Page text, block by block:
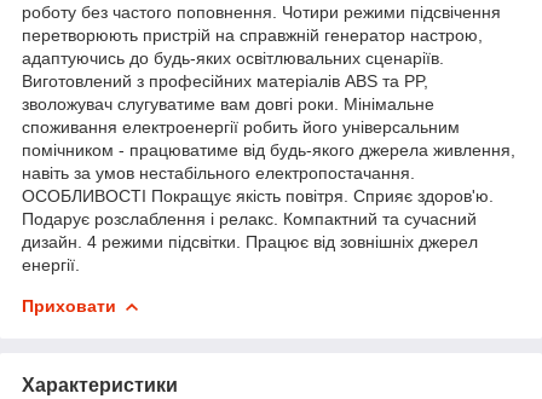
роботу без частого поповнення. Чотири режими підсвічення
перетворюють пристрій на справжній генератор настрою,
адаптуючись до будь-яких освітлювальних сценаріїв.
Виготовлений з професійних матеріалів ABS та PP,
зволожувач слугуватиме вам довгі роки. Мінімальне
споживання електроенергії робить його універсальним
помічником - працюватиме від будь-якого джерела живлення,
навіть за умов нестабільного електропостачання.
ОСОБЛИВОСТІ Покращує якість повітря. Сприяє здоров'ю.
Подарує розслаблення і релакс. Компактний та сучасний
дизайн. 4 режими підсвітки. Працює від зовнішніх джерел
енергії.
Приховати
Характеристики